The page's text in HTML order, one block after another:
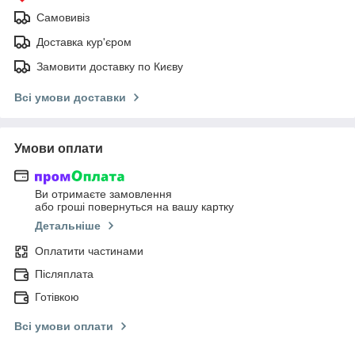
Самовивіз
Доставка кур'єром
Замовити доставку по Києву
Всі умови доставки
Умови оплати
Ви отримаєте замовлення
або гроші повернуться на вашу картку
Детальніше
Оплатити частинами
Післяплата
Готівкою
Всі умови оплати